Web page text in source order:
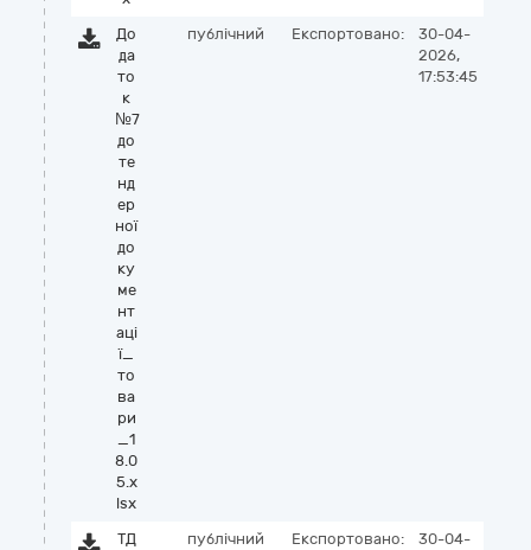
До
да
то
к
№7
до
те
нд
ер
ної
до
ку
ме
нт
аці
ї_
то
ва
ри
_1
8.0
5.x
lsx
публічний Експортовано:
30-04-
2026,
17:53:45
ТД
публічний Експортовано:
30-04-